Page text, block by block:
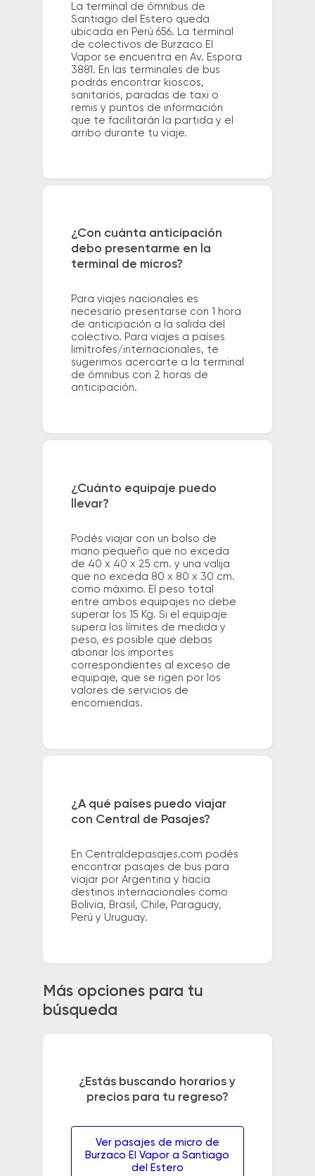
La terminal de ómnibus de
Santiago del Estero queda
ubicada en Perú 656. La terminal
de colectivos de Burzaco El
Vapor se encuentra en Av. Espora
3881. En las terminales de bus
podrás encontrar kioscos,
sanitarios, paradas de taxi o
remis y puntos de información
que te facilitarán la partida y el
arribo durante tu viaje.
¿Con cuánta anticipación
debo presentarme en la
terminal de micros?
Para viajes nacionales es
necesario presentarse con 1 hora
de anticipación a la salida del
colectivo. Para viajes a países
limítrofes/internacionales, te
sugerimos acercarte a la terminal
de ómnibus con 2 horas de
anticipación.
¿Cuánto equipaje puedo
llevar?
Podés viajar con un bolso de
mano pequeño que no exceda
de 40 x 40 x 25 cm. y una valija
que no exceda 80 x 80 x 30 cm.
como máximo. El peso total
entre ambos equipajes no debe
superar los 15 Kg. Si el equipaje
supera los límites de medida y
peso, es posible que debas
abonar los importes
correspondientes al exceso de
equipaje, que se rigen por los
valores de servicios de
encomiendas.
¿A qué países puedo viajar
con Central de Pasajes?
En Centraldepasajes.com podés
encontrar pasajes de bus para
viajar por Argentina y hacia
destinos internacionales como
Bolivia, Brasil, Chile, Paraguay,
Perú y Uruguay.
Más opciones para tu
búsqueda
¿Estás buscando horarios y
precios para tu regreso?
Ver pasajes de micro de
Burzaco El Vapor a Santiago
del Estero